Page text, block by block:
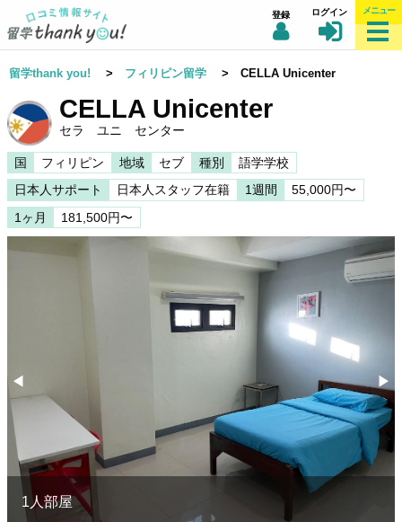
登録 ログイン メニュー
留学thank you! > フィリピン留学 > CELLA Unicenter
CELLA Unicenter
セラ ユニ センター
国 フィリピン 地域 セブ 種別
語学学校
日本人サポート
日本人スタッフ在籍 1週間
55,000円〜
1ヶ月
181,500円〜
Previous
◀︎ ▶︎
1人部屋